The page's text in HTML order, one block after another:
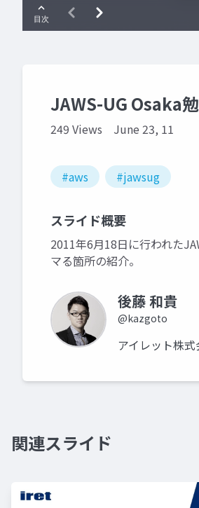
JAWS-UG Osaka
249 Views June 23, 11
#aws #jawsug
スライド概要
2011年6月18日に行われた
マる箇所の紹介。
後藤 和貴
@kazgoto
アイレット株
関連スライド